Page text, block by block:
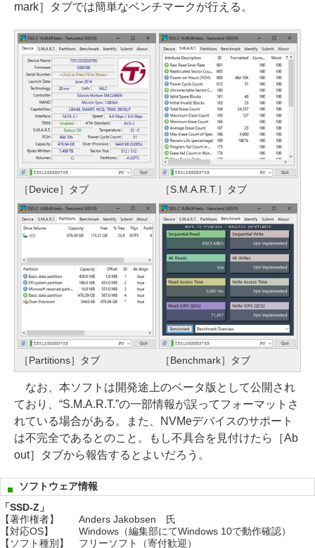
mark］タブでは簡単なベンチマークが行える。
［Device］タブ ［S.M.A.R.T.］タブ
［Partitions］タブ ［Benchmark］タブ
なお、本ソフトは開発途上のベータ版として公開され
ており、“S.M.A.R.T.”の一部情報が誤ってフォーマットさ
れている場合がある。また、NVMeデバイスのサポート
は不完全であるとのこと。もし不具合を見付けたら［Ab
out］タブから報告するとよいだろう。
ソフトウェア情報
「SSD-Z」
【著作権者】
Anders Jakobsen 氏
【対応OS】
Windows（編集部にてWindows 10で動作確認）
【ソフト種別】
フリーソフト（寄付歓迎）